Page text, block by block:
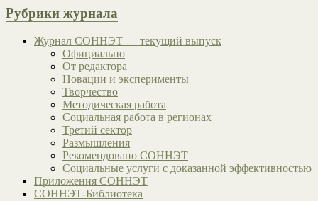
Рубрики журнала
Журнал СОННЭТ — текущий выпуск
Официально
От редактора
Новации и эксперименты
Творчество
Методическая работа
Социальная работа в регионах
Третий сектор
Размышления
Рекомендовано СОННЭТ
Социальные услуги с доказанной эффективностью
Приложения СОННЭТ
СОННЭТ-Библиотека